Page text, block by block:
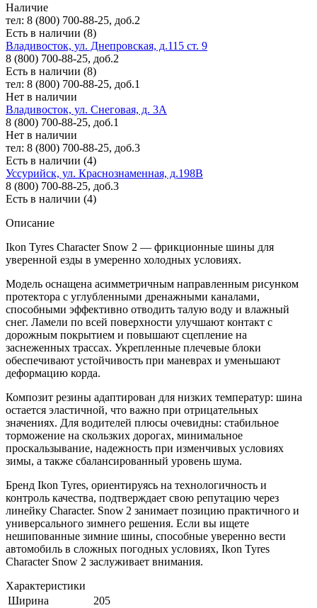
Наличие
тел: 8 (800) 700-88-25, доб.2
Есть в наличии (8)
Владивосток, ул. Днепровская, д.115 ст. 9
8 (800) 700-88-25, доб.2
Есть в наличии (8)
тел: 8 (800) 700-88-25, доб.1
Нет в наличии
Владивосток, ул. Снеговая, д. 3А
8 (800) 700-88-25, доб.1
Нет в наличии
тел: 8 (800) 700-88-25, доб.3
Есть в наличии (4)
Уссурийск, ул. Краснознаменная, д.198В
8 (800) 700-88-25, доб.3
Есть в наличии (4)
Описание
Ikon Tyres Character Snow 2 — фрикционные шины для
уверенной езды в умеренно холодных условиях.
Модель оснащена асимметричным направленным рисунком
протектора с углубленными дренажными каналами,
способными эффективно отводить талую воду и влажный
снег. Ламели по всей поверхности улучшают контакт с
дорожным покрытием и повышают сцепление на
заснеженных трассах. Укрепленные плечевые блоки
обеспечивают устойчивость при маневрах и уменьшают
деформацию корда.
Композит резины адаптирован для низких температур: шина
остается эластичной, что важно при отрицательных
значениях. Для водителей плюсы очевидны: стабильное
торможение на скользких дорогах, минимальное
проскальзывание, надежность при изменчивых условиях
зимы, а также сбалансированный уровень шума.
Бренд Ikon Tyres, ориентируясь на технологичность и
контроль качества, подтверждает свою репутацию через
линейку Character. Snow 2 занимает позицию практичного и
универсального зимнего решения. Если вы ищете
нешипованные зимние шины, способные уверенно вести
автомобиль в сложных погодных условиях, Ikon Tyres
Character Snow 2 заслуживает внимания.
Характеристики
Ширина
205